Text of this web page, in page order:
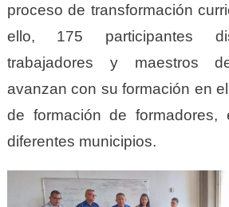
proceso de transformación
ello, 175 participantes
trabajadores y maestros
avanzan con su formación en
de formación de formadores,
diferentes municipios.